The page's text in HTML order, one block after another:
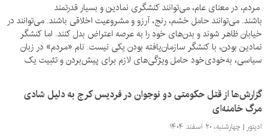
مردم، در معنای عام، می‌توانند کنشگری نمادین و بسیار قدرتمند
باشند. می‌توانند حامل خشم، رنج، آرزو و مشروعیت اخلاقی باشند. می‌توانند در
خیابان ظاهر شوند و بدن‌های خود را به عرصه اعتراض بدل کنند. اما کنشگر
نمادین بودن، با کنشگر سازمان‌یافته بودن یکی نیست. نام «مردم» در زبان
سیاسی، به‌خودی‌خود حامل ویژگی‌های لازم برای پیش‌بردن و تثبیت یک
گزارش‌ها از قتل حکومتی دو نوجوان در فردیس کرج به دلیل شادی
مرگ خامنه‌ای‎
ادیتور چهارشنبه، ۲۰ اسفند ۱۴۰۴